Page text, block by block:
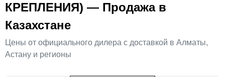
КРЕПЛЕНИЯ) — Продажа в
Казахстане
Цены от официального дилера с доставкой в Алматы,
Астану и регионы